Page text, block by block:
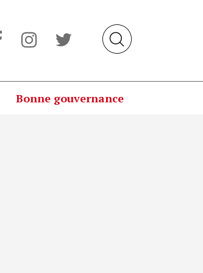
Bonne gouvernance